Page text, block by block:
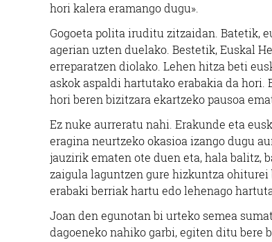
hori kalera eramango dugu».
Gogoeta polita iruditu zitzaidan. Batetik,
agerian uzten duelako. Bestetik, Euskal
erreparatzen diolako. Lehen hitza beti
askok aspaldi hartutako erabakia da
hori beren bizitzara ekartzeko pausoa
Ez nuke aurreratu nahi. Erakunde eta
eragina neurtzeko okasioa izango dugu
jauzirik ematen ote duen eta, hala balitz,
zaigula laguntzen gure hizkuntza
erabaki berriak hartu edo lehenago
Joan den egunotan bi urteko semea
dagoeneko nahiko garbi, egiten ditu bere